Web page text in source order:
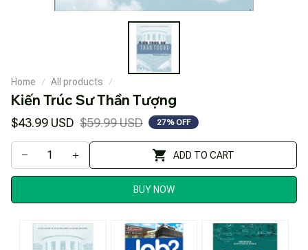
Home All products
Kiến Trúc Sư Thần Tượng
$43.99 USD $59.99 USD 27% OFF
ADD TO CART
BUY NOW